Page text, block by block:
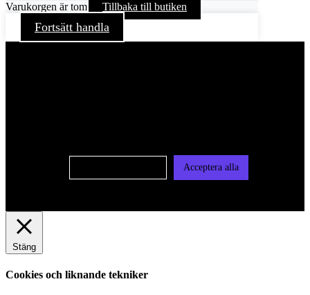
Varukorgen är tom Tillbaka till butiken
Fortsätt handla
Acceptera alla
Stäng
Cookies och liknande tekniker